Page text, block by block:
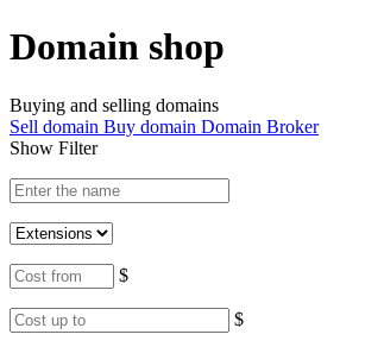
Domain shop
Buying and selling domains
Sell domain Buy domain Domain Broker
Show Filter
$
$